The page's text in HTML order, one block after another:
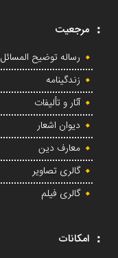
مرجعیت
رساله توضیح المسائل
زندگینامه
آثار و تألیفات
دیوان اشعار
معارف دین
گالری تصاویر
گالری فیلم
امکانات